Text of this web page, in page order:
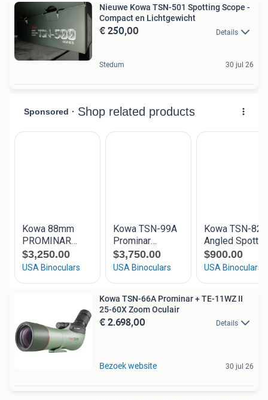
Nieuwe Kowa TSN-501 Spotting Scope -
Compact en Lichtgewicht
€ 250,00 Details
Stedum 30 jul 26
Kowa TSN-66A Prominar + TE-11WZ II
25-60X Zoom Oculair
€ 2.698,00 Details
Bezoek website 30 jul 26